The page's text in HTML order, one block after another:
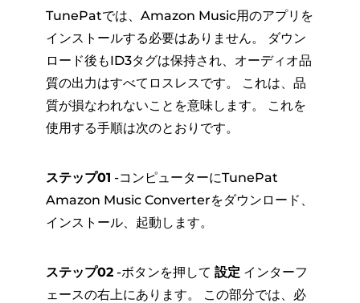
TunePatでは、Amazon Music用のアプリを
インストールする必要はありません。 ダウン
ロード後もID3タグは保持され、オーディオ品
質の出力はすべてロスレスです。 これは、品
質が損なわれないことを意味します。 これを
使用する手順は次のとおりです。
ステップ01 -コンピューターにTunePat
Amazon Music Converterをダウンロード、
インストール、起動します。
ステップ02-ボタンを押して 設定 インターフ
ェースの右上にあります。 この部分では、必